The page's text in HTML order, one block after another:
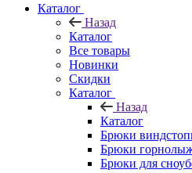
Каталог
Назад
Каталог
Все товары
Новинки
Скидки
Каталог
Назад
Каталог
Брюки
Брюки
Брюки для